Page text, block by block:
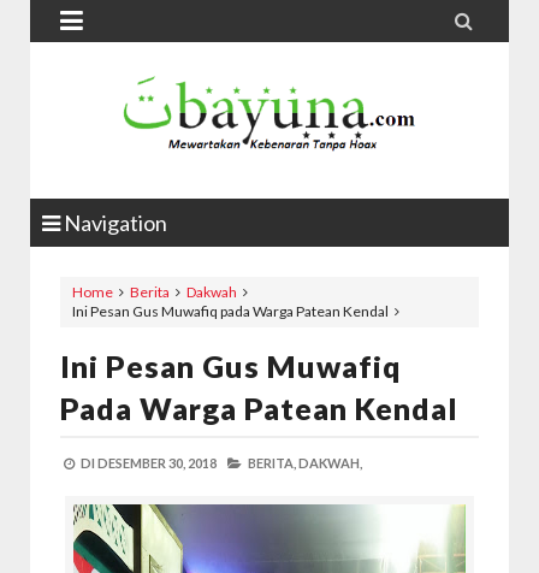
 
Navigation
Home Berita
Dakwah
Ini Pesan Gus Muwafiq pada Warga Patean Kendal
Ini Pesan Gus Muwafiq
Pada Warga Patean Kendal
DI DESEMBER 30, 2018 BERITA, DAKWAH,